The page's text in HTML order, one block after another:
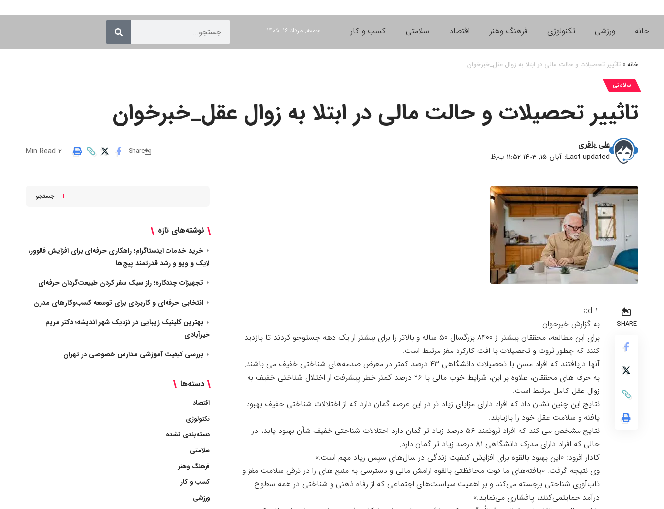
خانه ورزشی تکنولوژی فرهنگ وهنر اقتصاد سلامتی کسب و کار جمعه, مرداد ۱۶, ۱۴۰۵
خانه» تاثییر تحصیلات و حالت مالی در ابتلا به زوال عقل_خبرخوان
سلامتی
تاثییر تحصیلات و حالت مالی در ابتلا به زوال عقل_خبرخوان
Last updated: آبان ۱۵, ۱۴۰۳ ۱۱:۵۲ ب٫ظ
علی باقری
Share
2 Min Read
SHARE
[ad_1]
به گزارش خبرخوان
برای این مطالعه، محققان بیشتر از ۸۴۰۰ بزرگسال ۵۰ ساله و بالاتر را برای بیشتر از یک دهه جستوجو کردند تا بازدید
کنند که چطور ثروت و تحصیلات با افت کارکرد مغز مرتبط است.
آنها دریافتند که افراد مسن با تحصیلات دانشگاهی ۴۳ درصد کمتر در معرض صدمه‌های شناختی خفیف می باشند.
به حرف های محققان، علاوه بر این، شرایط خوب مالی با ۲۶ درصد کمتر خطر پیشرفت از اختلال شناختی خفیف به
زوال عقل کامل مرتبط است.
نتایج این چنین نشان داد که افراد دارای مزایای زیاد تر در این عرصه گمان دارد که از اختلالات شناختی خفیف بهبود
یافته و سلامت عقل خود را بازیابند.
نتایج مشخص می کند که افراد ثروتمند ۵۶ درصد زیاد تر گمان دارد اختلالات شناختی خفیف شأن بهبود یابد، در
حالی که افراد دارای مدرک دانشگاهی ۸۱ درصد زیاد تر گمان دارد.
کادار افزود: «این بهبود بالقوه برای افزایش کیفیت زندگی در سال‌های سپس زیاد مهم است.»
وی نتیجه گرفت: «یافته‌های ما قوت محافظتی بالقوه ارامش مالی و دسترسی به منبع های را در ترقی سلامت مغز و
تاب‌آوری شناختی برجسته می‌کند و بر اهمیت سیاست‌های اجتماعی که از رفاه ذهنی و شناختی در همه سطوح
درآمد حمایتمی‌کنند، پافشاری می‌نماید.»
جستجو
نوشته‌های تازه
خرید خدمات اینستاگرام؛ راهکاری حرفه‌ای برای افزایش فالوور،
لایک و ویو و رشد قدرتمند پیج‌ها
تجهیزات چندکاره؛ راز سبک سفر کردن طبیعت‌گردان حرفه‌ای
انتخابی حرفه‌ای و کاربردی برای توسعه کسب‌وکارهای مدرن
بهترین کلینیک زیبایی در نزدیک شهر اندیشه؛ دکتر مریم
خیرآبادی
بررسی کیفیت آموزشی مدارس خصوصی در تهران
دسته‌ها
اقتصاد
تکنولوژی
دسته‌بندی نشده
سلامتی
فرهنگ وهنر
کسب و کار
ورزشی